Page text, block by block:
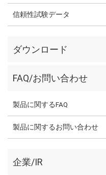
信頼性試験データ
ダウンロード
FAQ/お問い合わせ
製品に関するFAQ
製品に関するお問い合わせ
企業/IR